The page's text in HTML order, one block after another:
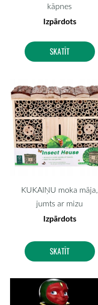
kāpnes
Izpārdots
SKATĪT
KUKAIŅU moka māja,
jumts ar mizu
Izpārdots
SKATĪT